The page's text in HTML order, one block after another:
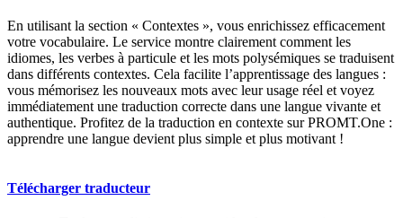
En utilisant la section « Contextes », vous enrichissez efficacement
votre vocabulaire. Le service montre clairement comment les
idiomes, les verbes à particule et les mots polysémiques se traduisent
dans différents contextes. Cela facilite l’apprentissage des langues :
vous mémorisez les nouveaux mots avec leur usage réel et voyez
immédiatement une traduction correcte dans une langue vivante et
authentique. Profitez de la traduction en contexte sur PROMT.One :
apprendre une langue devient plus simple et plus motivant !
Télécharger traducteur